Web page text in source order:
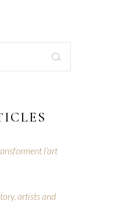
l’art
artists and